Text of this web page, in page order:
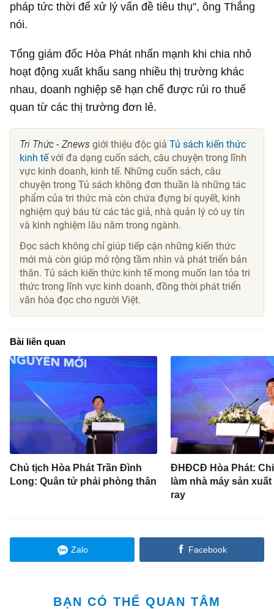
pháp tức thời để xử lý vấn đề tiêu thụ”, ông Thắng
nói.
Tổng giám đốc Hòa Phát nhấn mạnh khi chia nhỏ
hoạt động xuất khẩu sang nhiều thị trường khác
nhau, doanh nghiệp sẽ hạn chế được rủi ro thuế
quan từ các thị trường đơn lẻ.
Tri Thức - Znews giới thiệu độc giảTủ sách kiến thức
kinh tếvới đa dạng cuốn sách, câu chuyện trong lĩnh
vực kinh doanh, kinh tế. Những cuốn sách, câu
chuyện trong Tủ sách không đơn thuần là những tác
phẩm của tri thức mà còn chứa đựng bí quyết, kinh
nghiệm quý báu từ các tác giả, nhà quản lý có uy tín
và kinh nghiệm lâu năm trong ngành.
Đọc sách không chỉ giúp tiếp cận những kiến thức
mới mà còn giúp mở rộng tầm nhìn và phát triển bản
thân. Tủ sách kiến thức kinh tế mong muốn lan tỏa tri
thức trong lĩnh vực kinh doanh, đồng thời phát triển
văn hóa đọc cho người Việt.
Bài liên quan
Chủ tịch Hòa Phát Trần Đình
Long: Quân tử phải phòng thân
ĐHĐCĐ Hòa Phát: Chi
làm nhà máy sản
ray
Zalo Facebook
BẠN CÓ THỂ QUAN TÂM